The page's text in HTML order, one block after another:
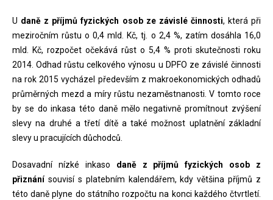
U daně z příjmů fyzických osob ze závislé činnosti, která při
meziročním růstu o 0,4 mld. Kč, tj. o 2,4 %, zatím dosáhla 16,0
mld. Kč, rozpočet očekává růst o 5,4 % proti skutečnosti roku
2014. Odhad růstu celkového výnosu u DPFO ze závislé činnosti
na rok 2015 vycházel především z makroekonomických odhadů
průměrných mezd a míry růstu nezaměstnanosti. V tomto roce
by se do inkasa této daně mělo negativně promítnout zvýšení
slevy na druhé a třetí dítě a také možnost uplatnění základní
slevy u pracujících důchodců.
Dosavadní nízké inkaso daně z příjmů fyzických osob z
přiznánísouvisí s platebním kalendářem, kdy většina příjmů z
této daně plyne do státního rozpočtu na konci každého čtvrtletí.